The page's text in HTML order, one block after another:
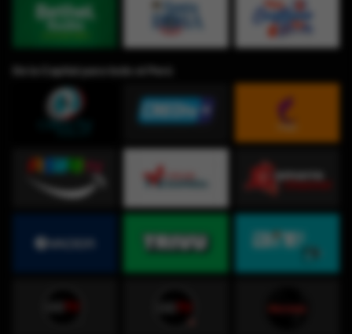
De la Capital para todo el Perú